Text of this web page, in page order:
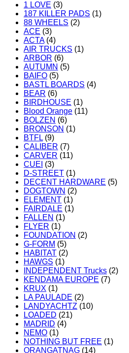
1 LOVE (3)
187 KILLER PADS (1)
88 WHEELS (2)
ACE (3)
ACTA (4)
AIR TRUCKS (1)
ARBOR (6)
AUTUMN (5)
BAIFO (5)
BASTL BOARDS (4)
BEAR (6)
BIRDHOUSE (1)
Blood Orange (11)
BOLZEN (6)
BRONSON (1)
BTFL (9)
CALIBER (7)
CARVER (11)
CUEI (3)
D-STREET (1)
DECENT HARDWARE (5)
DOGTOWN (2)
ELEMENT (1)
FAIRDALE (1)
FALLEN (1)
FLYER (1)
FOUNDATION (2)
G-FORM (5)
HABITAT (2)
HAWGS (1)
INDEPENDENT Trucks (2)
KENDAMA EUROPE (7)
KRUX (1)
LA PAULADE (2)
LANDYACHTZ (10)
LOADED (21)
MADRID (4)
NEMO (1)
NOTHING BUT FREE (1)
ORANGATNAG (14)